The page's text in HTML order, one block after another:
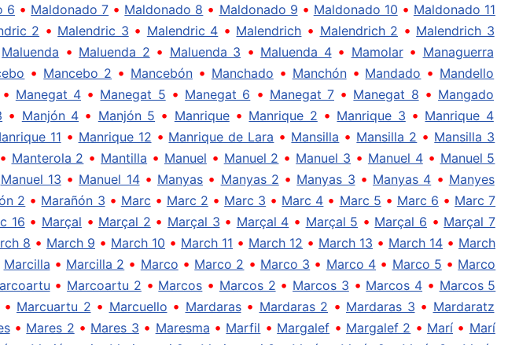
6 • Maldonado 7 • Maldonado 8 • Maldonado 9 • Maldonado 10 • Maldonado 11
2 • Malendric 3 • Malendric 4 • Malendrich • Malendrich 2 • Malendrich 3
Maluenda • Maluenda 2 • Maluenda 3 • Maluenda 4• Mamolar• Managuerra
• Mancebo 2 • Mancebón• Manchado • Manchón• Mandado • Mandello
• Manegat 4 • Manegat 5 • Manegat 6 • Manegat 7• Manegat 8 • Mangado
• Manjón 4 • Manjón 5 • Manrique• Manrique 2 • Manrique 3 • Manrique 4
11 • Manrique 12 • Manrique de Lara • Mansilla • Mansilla 2 • Mansilla 3
• Manterola 2 • Mantilla • Manuel • Manuel 2 • Manuel 3 • Manuel 4• Manuel 5
Manuel 13 • Manuel 14• Manyas • Manyas 2 • Manyas 3 • Manyas 4 • Manyes
2 • Marañón 3 • Marc • Marc 2 • Marc 3 • Marc 4 • Marc 5 • Marc 6 • Marc 7
16 • Marçal • Marçal 2 • Marçal 3 • Marçal 4 • Marçal 5 • Marçal 6 • Marçal 7
8 • March 9 • March 10 • March 11 • March 12 • March 13 • March 14 • March
Marcilla • Marcilla 2 • Marco • Marco 2 • Marco 3 • Marco 4 • Marco 5 • Marco
• Marcoartu 2 • Marcos • Marcos 2 • Marcos 3 • Marcos 4 • Marcos 5
• Marcuartu 2 • Marcuello • Mardaras• Mardaras 2 • Mardaras 3 • Mardaratz
• Mares 2 • Mares 3 • Maresma • Marfil • Margalef • Margalef 2 • Marí • Marí